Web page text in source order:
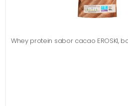
Whey protein sabor cacao EROSKI,